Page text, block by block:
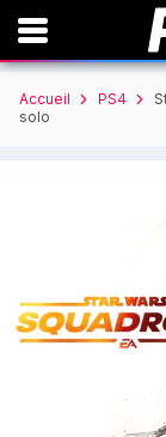
Accueil PS4
solo